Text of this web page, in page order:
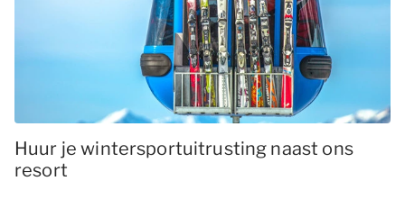
Huur je wintersportuitrusting naast ons
resort